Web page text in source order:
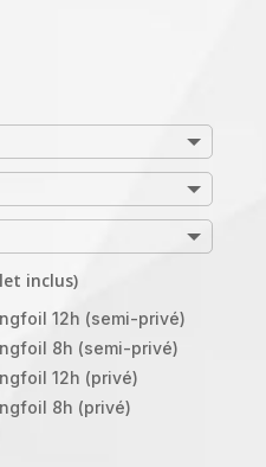
inclus)
12h (semi-privé)
8h (semi-privé)
12h (privé)
8h (privé)